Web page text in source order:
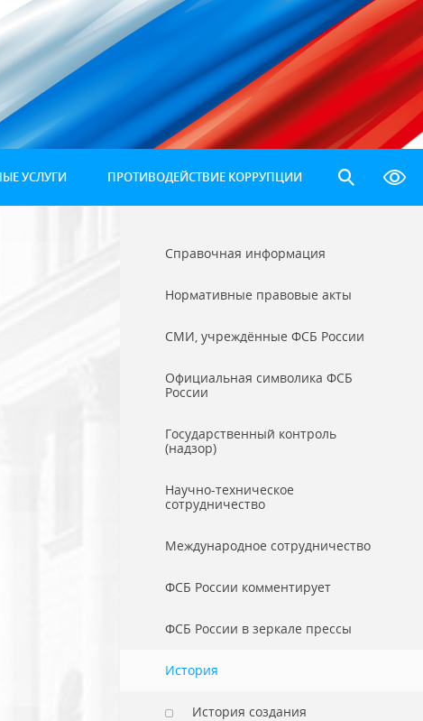
УСЛУГИ ПРОТИВОДЕЙСТВИЕ КОРРУПЦИИ
Справочная информация
Нормативные правовые акты
СМИ, учреждённые ФСБ России
Официальная символика ФСБ
России
Государственный контроль
(надзор)
Научно-техническое
сотрудничество
Международное сотрудничество
ФСБ России комментирует
ФСБ России в зеркале прессы
История
История создания